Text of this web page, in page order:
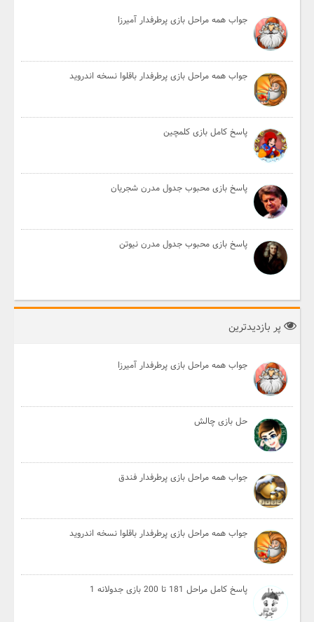
جواب همه مراحل بازی پرطرفدار آمیرزا
جواب همه مراحل بازی پرطرفدار باقلوا نسخه اندروید
پاسخ کامل بازی کلمچین
پاسخ بازی محبوب جدول مدرن شجریان
پاسخ بازی محبوب جدول مدرن نیوتن
پر بازدیدترین
جواب همه مراحل بازی پرطرفدار آمیرزا
حل بازی چالش
جواب همه مراحل بازی پرطرفدار فندق
جواب همه مراحل بازی پرطرفدار باقلوا نسخه اندروید
پاسخ کامل مراحل 181 تا 200 بازی جدولانه 1